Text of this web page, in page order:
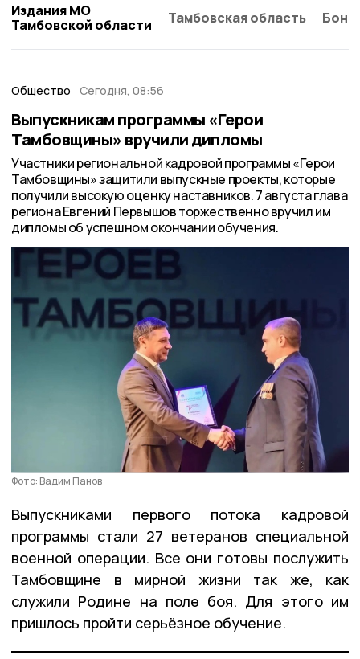
Издания МО
Тамбовской области
Тамбовская область
Общество Сегодня, 08:56
Выпускникам программы «Герои
Тамбовщины» вручили дипломы
Участники региональной кадровой программы «Герои
Тамбовщины» защитили выпускные проекты, которые
получили высокую оценку наставников. 7 августа глава
региона Евгений Первышов торжественно вручил им
дипломы об успешном окончании обучения.
Фото: Вадим Панов
Выпускниками первого потока кадровой
программы стали 27 ветеранов специальной
военной операции. Все они готовы послужить
Тамбовщине в мирной жизни так же, как
служили Родине на поле боя. Для этого им
пришлось пройти серьёзное обучение.